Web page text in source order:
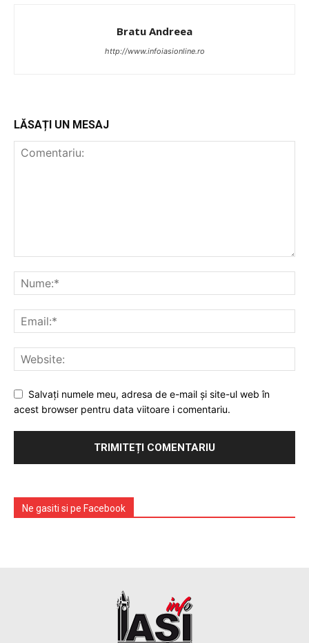
Bratu Andreea
http://www.infoiasionline.ro
LĂSAȚI UN MESAJ
Salvați numele meu, adresa de e-mail și site-ul web în
acest browser pentru data viitoare i comentariu.
Ne gasiti si pe Facebook